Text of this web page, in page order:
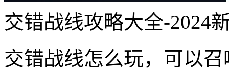
交错战线攻略大全-2024
交错战线怎么玩，可以